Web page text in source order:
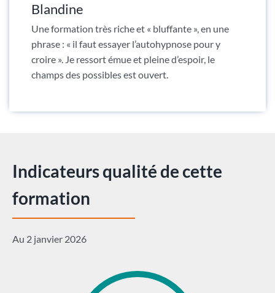
Blandine
Une formation très riche et « bluffante », en une
phrase : « il faut essayer l’autohypnose pour y
croire ». Je ressort émue et pleine d’espoir, le
champs des possibles est ouvert.
Indicateurs qualité de cette
formation
Au 2 janvier 2026